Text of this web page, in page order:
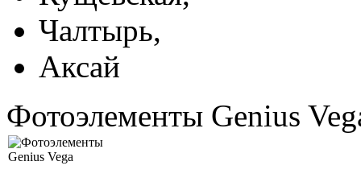
Чалтырь,
Аксай
Фотоэлементы Genius